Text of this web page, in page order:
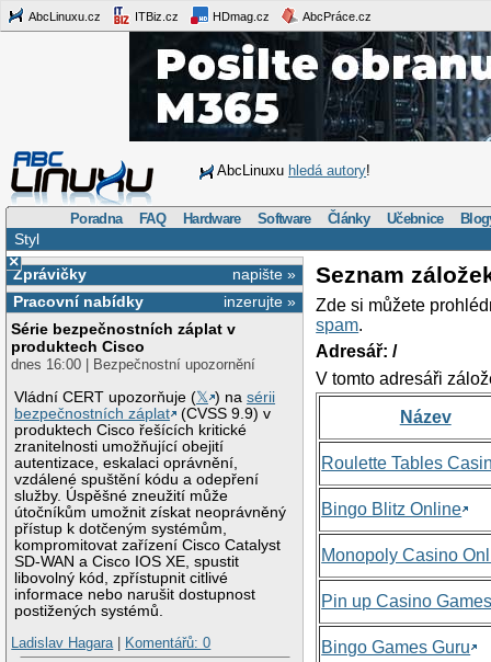
AbcLinuxu.cz ITBiz.cz HDmag.cz AbcPráce.cz
AbcLinuxu hledá autory!
Poradna FAQ Hardware Software Články Učebnice
Styl
×
napište »
Zprávičky
inzerujte »
Pracovní nabídky
Série bezpečnostních záplat v
produktech Cisco
dnes 16:00 | Bezpečnostní upozornění
Vládní CERT upozorňuje (𝕏 ) nasérii
bezpečnostních záplat
(CVSS 9.9) v
produktech Cisco řešících kritické
zranitelnosti umožňující obejití
autentizace, eskalaci oprávnění,
vzdálené spuštění kódu a odepření
služby. Úspěšné zneužití může
útočníkům umožnit získat neoprávněný
přístup k dotčeným systémům,
kompromitovat zařízení Cisco Catalyst
SD-WAN a Cisco IOS XE, spustit
libovolný kód, zpřístupnit citlivé
informace nebo narušit dostupnost
postižených systémů.
Ladislav Hagara| Komentářů: 0
Seznam
Zde si můžete
spam.
Adresář: /
V tomto adresáři
Název
Roulette Tables
Bingo Blitz Online
Monopoly Casino
Pin up Casino
Bingo Games Guru